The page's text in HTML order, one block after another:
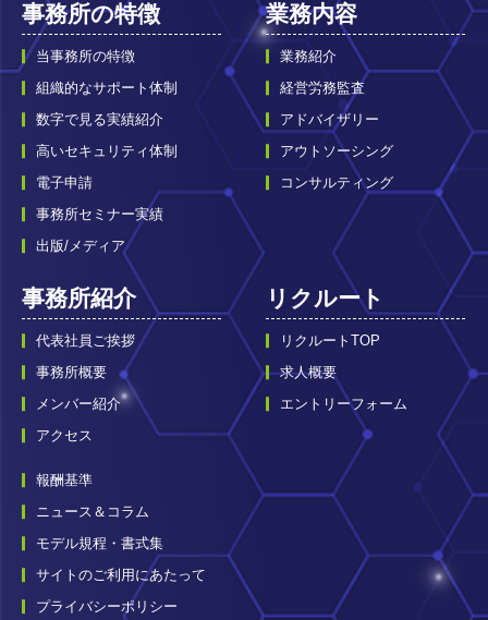
事務所の特徴
当事務所の特徴
組織的なサポート体制
数字で見る実績紹介
高いセキュリティ体制
電子申請
事務所セミナー実績
出版/メディア
業務内容
業務紹介
経営労務監査
アドバイザリー
アウトソーシング
コンサルティング
事務所紹介
代表社員ご挨拶
事務所概要
メンバー紹介
アクセス
リクルート
リクルートTOP
求人概要
エントリーフォーム
報酬基準
ニュース＆コラム
モデル規程・書式集
サイトのご利用にあたって
プライバシーポリシー